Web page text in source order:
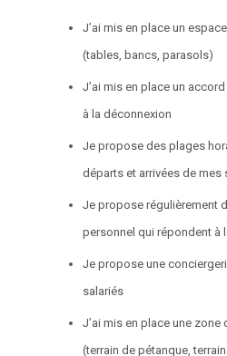
J’ai mis en place un
(tables, bancs, parasols)
J’ai mis en place un
à la déconnexion
Je propose des plages
départs et arrivées de mes
Je propose régulièrement
personnel qui répondent à
Je propose une
salariés
J’ai mis en place une
(terrain de pétanque,